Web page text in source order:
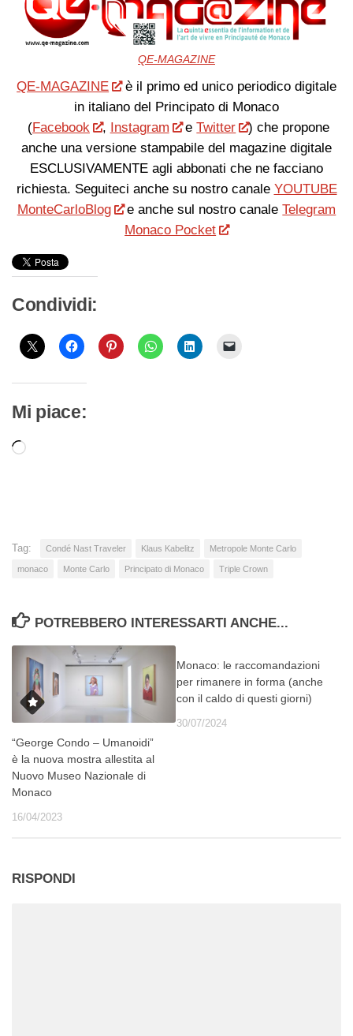
QE-MAGAZINE
QE-MAGAZINE
è il primo ed unico periodico digitale
in italiano del Principato di Monaco
(Facebook , Instagram eTwitter
) che propone
anche una versione stampabile del magazine digitale
ESCLUSIVAMENTE agli abbonati che ne facciano
richiesta. Seguiteci anche su nostro canale YOUTUBE
MonteCarloBlog
e anche sul nostro canaleTelegram
Monaco Pocket
Condividi:
Mi piace:
Caricamento
Tag: Condé Nast Traveler Klaus Kabelitz Metropole Monte Carlo
monaco Monte Carlo Principato di Monaco Triple Crown
POTREBBERO INTERESSARTI ANCHE...
“George Condo – Umanoidi”
è la nuova mostra allestita al
Nuovo Museo Nazionale di
Monaco
16/04/2023
Monaco: le raccomandazioni
per rimanere in forma (anche
con il caldo di questi giorni)
30/07/2024
RISPONDI